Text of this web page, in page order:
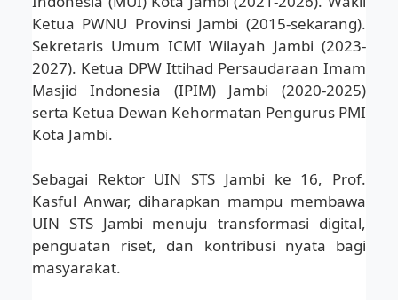
Ketua PWNU Provinsi Jambi (2015-sekarang).
Sekretaris Umum ICMI Wilayah Jambi (2023-
2027). Ketua DPW Ittihad Persaudaraan Imam
Masjid Indonesia (IPIM) Jambi (2020-2025)
serta Ketua Dewan Kehormatan Pengurus PMI
Kota Jambi.
Sebagai Rektor UIN STS Jambi ke 16, Prof.
Kasful Anwar, diharapkan mampu membawa
UIN STS Jambi menuju transformasi digital,
penguatan riset, dan kontribusi nyata bagi
masyarakat.